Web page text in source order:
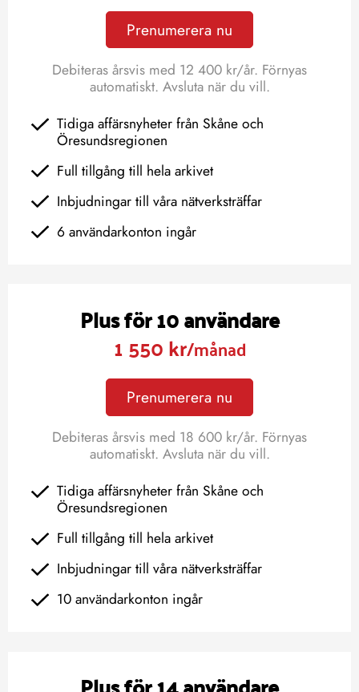
Prenumerera nu
Debiteras årsvis med 12 400 kr/år. Förnyas
automatiskt. Avsluta när du vill.
Tidiga affärsnyheter från Skåne och
Öresundsregionen
Full tillgång till hela arkivet
Inbjudningar till våra nätverksträffar
6 användarkonton ingår
Plus för 10 användare
1 550 kr/månad
Prenumerera nu
Debiteras årsvis med 18 600 kr/år. Förnyas
automatiskt. Avsluta när du vill.
Tidiga affärsnyheter från Skåne och
Öresundsregionen
Full tillgång till hela arkivet
Inbjudningar till våra nätverksträffar
10 användarkonton ingår